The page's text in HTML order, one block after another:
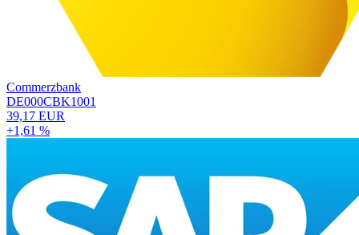
Commerzbank
DE000CBK1001
39,17 EUR
+1,61 %